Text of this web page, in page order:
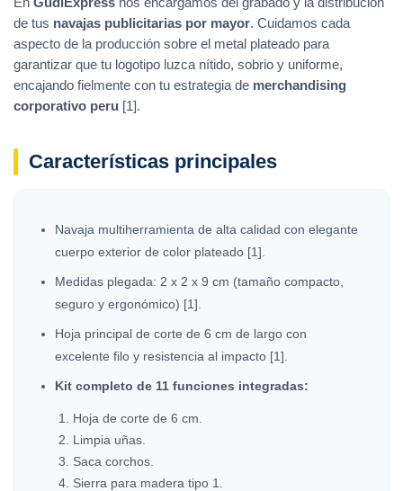
de tus navajas publicitarias por mayor. Cuidamos cada
aspecto de la producción sobre el metal plateado para
garantizar que tu logotipo luzca nítido, sobrio y uniforme,
encajando fielmente con tu estrategia de merchandising
corporativo peru [1].
Características principales
Navaja multiherramienta de alta calidad con elegante
cuerpo exterior de color plateado [1].
Medidas plegada: 2 x 2 x 9 cm (tamaño compacto,
seguro y ergonómico) [1].
Hoja principal de corte de 6 cm de largo con
excelente filo y resistencia al impacto [1].
Kit completo de 11 funciones integradas:
Hoja de corte de 6 cm.
Limpia uñas.
Saca corchos.
Sierra para madera tipo 1.